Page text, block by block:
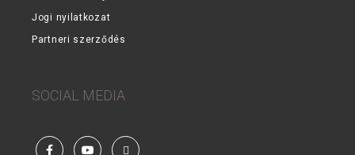
Jogi nyilatkozat
Partneri szerződés
SOCIAL MEDIA
FacebookYouTubeSteam